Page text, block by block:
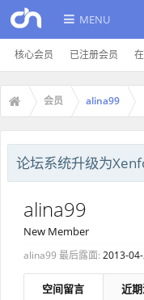
MENU
核心会员 已注册会员
会员 alina99
论坛系统升级为
alina99
New Member
alina99 最后露面: 2013-
空间留言 近